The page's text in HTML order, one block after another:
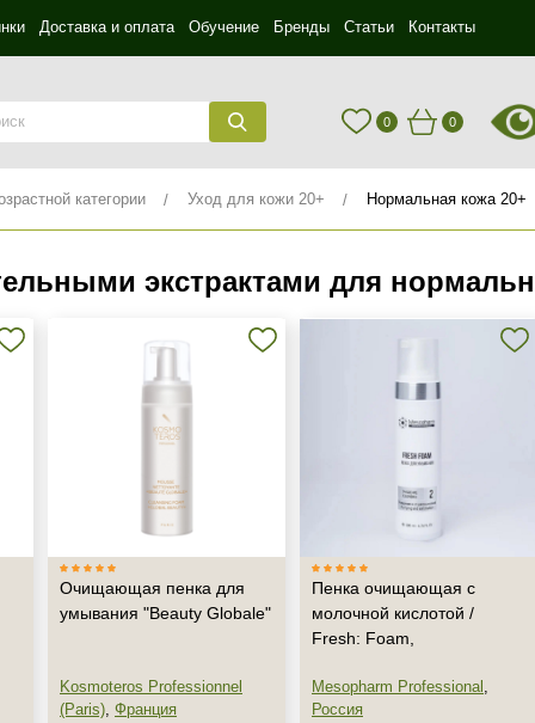
Доставка и оплата Обучение Бренды Статьи Контакты
0 0
категории Уход для кожи 20+ Нормальная кожа 20+
экстрактами для
Очищающая пенка для
умывания "Beauty Globale"
Kosmoteros Professionnel
(Paris), Франция
Пенка очищающая с
молочной кислотой /
Fresh: Foam,
Mesopharm Professional ,
Россия